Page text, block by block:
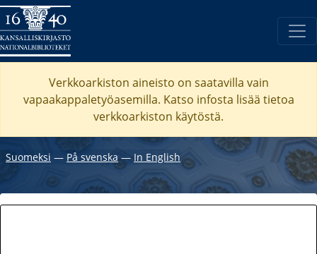
Verkkoarkiston aineisto on saatavilla vain
vapaakappaletyöasemilla. Katso infosta lisää tietoa
verkkoarkiston käytöstä.
Suomeksi ― På svenska― In English